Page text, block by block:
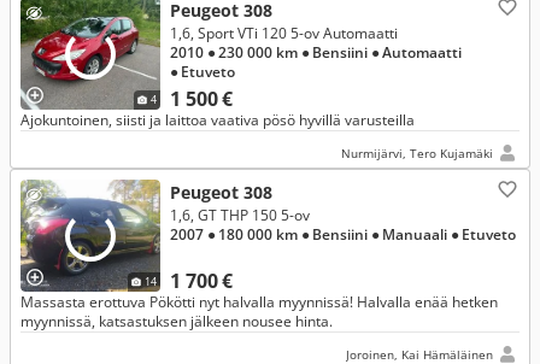
4
Peugeot 308
1 500 €
1,6, Sport VTi 120 5-ov Automaatti
2010 ● 230 000 km ● Bensiini ● Automaatti
● Etuveto
Ajokuntoinen, siisti ja laittoa vaativa pösö hyvillä varusteilla
Nurmijärvi, Tero Kujamäki
14
Peugeot 308
1 700 €
1,6, GT THP 150 5-ov
2007 ● 180 000 km ● Bensiini ● Manuaali ● Etuveto
Massasta erottuva Pökötti nyt halvalla myynnissä! Halvalla enää hetken
myynnissä, katsastuksen jälkeen nousee hinta.
Joroinen, Kai Hämäläinen